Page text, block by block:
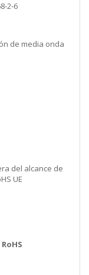
2-6
de media onda
del alcance de
UE